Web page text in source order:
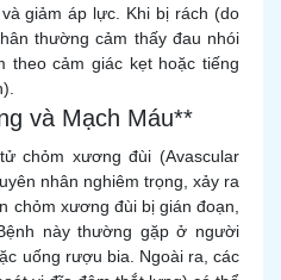
giảm áp lực. Khi bị rách (do
thường cảm thấy đau nhói
theo cảm giác kẹt hoặc tiếng
và Mạch Máu**
chỏm xương đùi (Avascular
nhân nghiêm trọng, xảy ra
chỏm xương đùi bị gián đoạn,
này thường gặp ở người
uống rượu bia. Ngoài ra, các